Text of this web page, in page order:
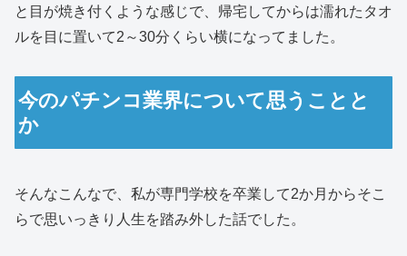
と目が焼き付くような感じで、帰宅してからは濡れたタオ
ルを目に置いて2～30分くらい横になってました。
今のパチンコ業界について思うことと
か
そんなこんなで、私が専門学校を卒業して2か月からそこ
らで思いっきり人生を踏み外した話でした。